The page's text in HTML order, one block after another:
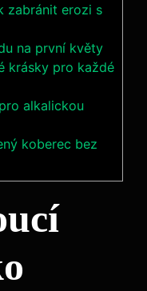
zabránit erozi s
na první květy
krásky pro každé
alkalickou
koberec bez